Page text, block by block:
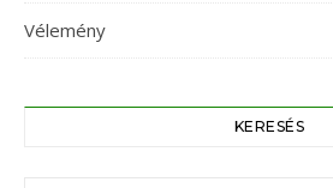
Vélemény
KERESÉS